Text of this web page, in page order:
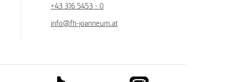
+43 316 5453 - 0
info@fh-joanneum.at